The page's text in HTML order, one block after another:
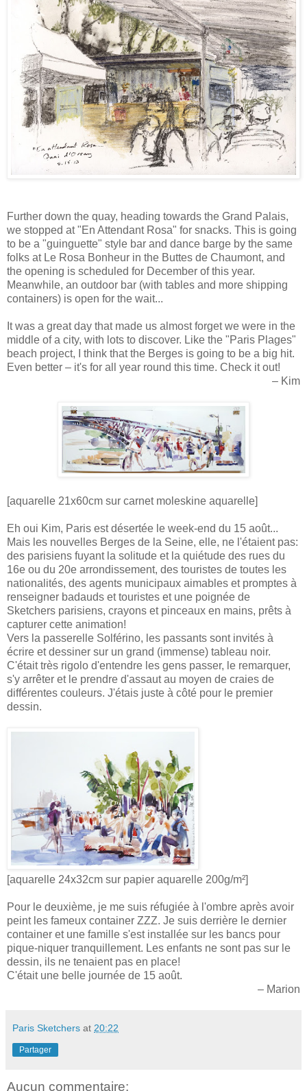
Further down the quay, heading towards the Grand Palais,
we stopped at "En Attendant Rosa" for snacks. This is going
to be a "guinguette" style bar and dance barge by the same
folks at Le Rosa Bonheur in the Buttes de Chaumont, and
the opening is scheduled for December of this year.
Meanwhile, an outdoor bar (with tables and more shipping
containers) is open for the wait...
It was a great day that made us almost forget we were in the
middle of a city, with lots to discover. Like the "Paris Plages"
beach project, I think that the Berges is going to be a big hit.
Even better – it's for all year round this time. Check it out!
– Kim
[aquarelle 21x60cm sur carnet moleskine aquarelle]
Eh oui Kim, Paris est désertée le week-end du 15 août...
Mais les nouvelles Berges de la Seine, elle, ne l'étaient pas:
des parisiens fuyant la solitude et la quiétude des rues du
16e ou du 20e arrondissement, des touristes de toutes les
nationalités, des agents municipaux aimables et promptes à
renseigner badauds et touristes et une poignée de
Sketchers parisiens, crayons et pinceaux en mains, prêts à
capturer cette animation!
Vers la passerelle Solférino, les passants sont invités à
écrire et dessiner sur un grand (immense) tableau noir.
C'était très rigolo d'entendre les gens passer, le remarquer,
s'y arrêter et le prendre d'assaut au moyen de craies de
différentes couleurs. J'étais juste à côté pour le premier
dessin.
[aquarelle 24x32cm sur papier aquarelle 200g/m²]
Pour le deuxième, je me suis réfugiée à l'ombre après avoir
peint les fameux container ZZZ. Je suis derrière le dernier
container et une famille s'est installée sur les bancs pour
pique-niquer tranquillement. Les enfants ne sont pas sur le
dessin, ils ne tenaient pas en place!
C'était une belle journée de 15 août.
– Marion
Paris Sketchers at 20:22
Partager
Aucun commentaire: